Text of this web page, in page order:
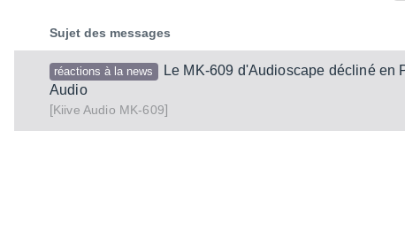
Sujet des messages
réactions à la news
Le MK-609 d'Audioscape décliné en
Audio
[Kiive Audio MK-609]